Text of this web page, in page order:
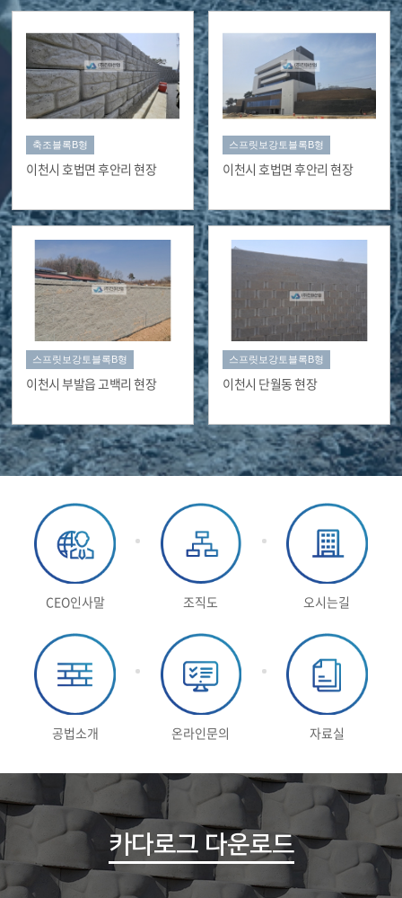
축조블록B형
이천시 호법면 후안리 현장
스프릿보강토블록B형
이천시 호법면 후안리 현장
스프릿보강토블록B형
이천시 부발읍 고백리 현장
스프릿보강토블록B형
이천시 단월동 현장
CEO인사말 조직도 오시는길
공법소개 온라인문의 자료실
카다로그 다운로드